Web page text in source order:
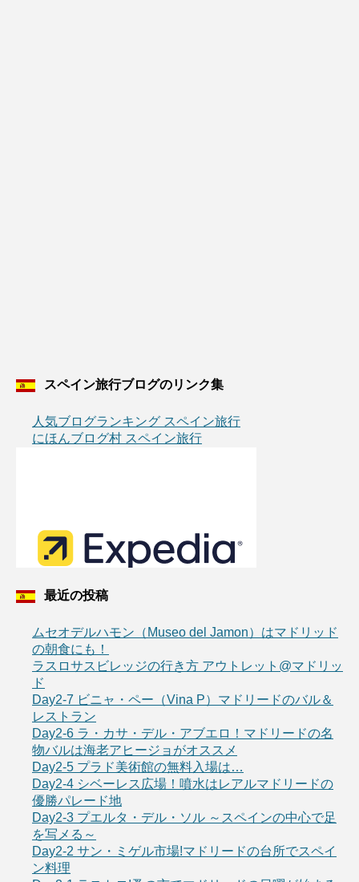
スペイン旅行ブログのリンク集
人気ブログランキング スペイン旅行
にほんブログ村 スペイン旅行
最近の投稿
ムセオデルハモン（Museo del Jamon）はマドリッド
の朝食にも！
ラスロサスビレッジの行き方 アウトレット@マドリッ
ド
Day2-7 ビニャ・ペー（Vina P）マドリードのバル＆
レストラン
Day2-6 ラ・カサ・デル・アブエロ！マドリードの名
物バルは海老アヒージョがオススメ
Day2-5 プラド美術館の無料入場は…
Day2-4 シベーレス広場！噴水はレアルマドリードの
優勝パレード地
Day2-3 プエルタ・デル・ソル ～スペインの中心で足
を写メる～
Day2-2 サン・ミゲル市場!マドリードの台所でスペイ
ン料理